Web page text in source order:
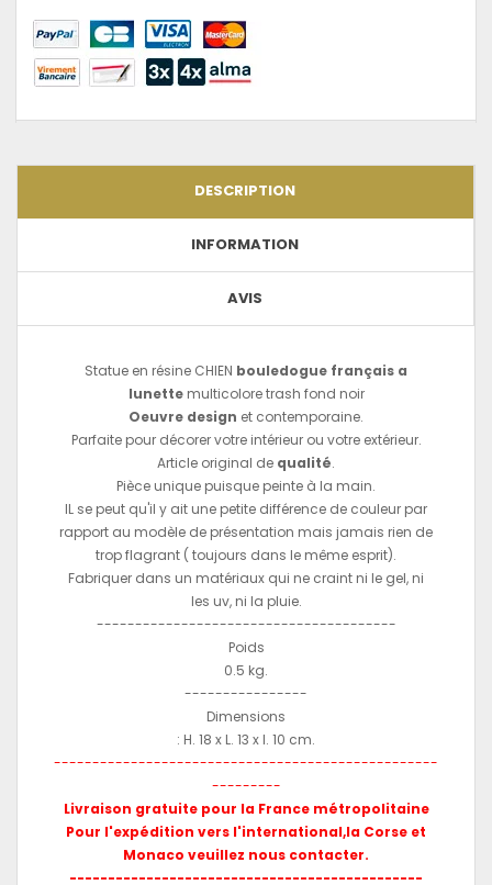
DESCRIPTION
INFORMATION
AVIS
Statue en résine CHIEN bouledogue français a
lunettemulticolore trash fond noir
Oeuvre design et contemporaine.
Parfaite pour décorer votre intérieur ou votre extérieur.
Article original de qualité.
Pièce unique puisque peinte à la main.
IL se peut qu'il y ait une petite différence de couleur par
rapport au modèle de présentation mais jamais rien de
trop flagrant ( toujours dans le même esprit).
Fabriquer dans un matériaux qui ne craint ni le gel, ni
les uv, ni la pluie.
---------------------------------------
Poids
0.5 kg.
----------------
Dimensions
: H. 18 x L. 13 x l. 10 cm.
--------------------------------------------------
---------
Livraison gratuite pour la France métropolitaine
Pour l'expédition vers l'international,la Corse et
Monaco veuillez nous contacter.
----------------------------------------------